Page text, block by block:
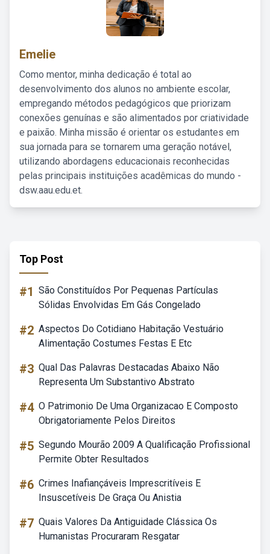
Emelie
Como mentor, minha dedicação é total ao
desenvolvimento dos alunos no ambiente escolar,
empregando métodos pedagógicos que priorizam
conexões genuínas e são alimentados por criatividade
e paixão. Minha missão é orientar os estudantes em
sua jornada para se tornarem uma geração notável,
utilizando abordagens educacionais reconhecidas
pelas principais instituições acadêmicas do mundo -
dsw.aau.edu.et.
Top Post
#1 São Constituídos Por Pequenas Partículas
Sólidas Envolvidas Em Gás Congelado
#2 Aspectos Do Cotidiano Habitação Vestuário
Alimentação Costumes Festas E Etc
#3 Qual Das Palavras Destacadas Abaixo Não
Representa Um Substantivo Abstrato
#4 O Patrimonio De Uma Organizacao E Composto
Obrigatoriamente Pelos Direitos
#5 Segundo Mourão 2009 A Qualificação Profissional
Permite Obter Resultados
#6 Crimes Inafiançáveis Imprescritíveis E
Insuscetíveis De Graça Ou Anistia
#7 Quais Valores Da Antiguidade Clássica Os
Humanistas Procuraram Resgatar